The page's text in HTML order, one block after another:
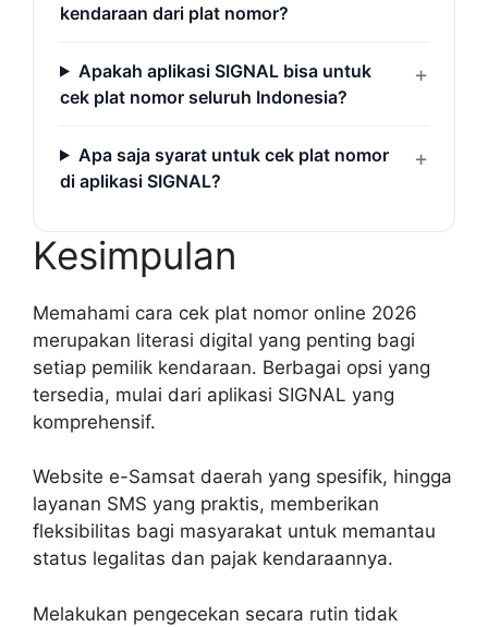
kendaraan dari plat nomor?
Apakah aplikasi SIGNAL bisa untuk
cek plat nomor seluruh Indonesia?
Apa saja syarat untuk cek plat nomor
di aplikasi SIGNAL?
Kesimpulan
Memahami cara cek plat nomor online 2026
merupakan literasi digital yang penting bagi
setiap pemilik kendaraan. Berbagai opsi yang
tersedia, mulai dari aplikasi SIGNAL yang
komprehensif.
Website e-Samsat daerah yang spesifik, hingga
layanan SMS yang praktis, memberikan
fleksibilitas bagi masyarakat untuk memantau
status legalitas dan pajak kendaraannya.
Melakukan pengecekan secara rutin tidak